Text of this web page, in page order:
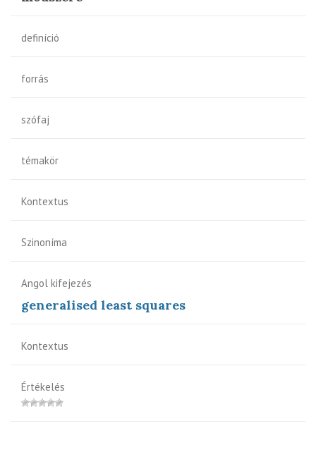
definíció
forrás
szófaj
témakör
Kontextus
Szinoníma
Angol kifejezés
generalised least squares
Kontextus
Értékelés